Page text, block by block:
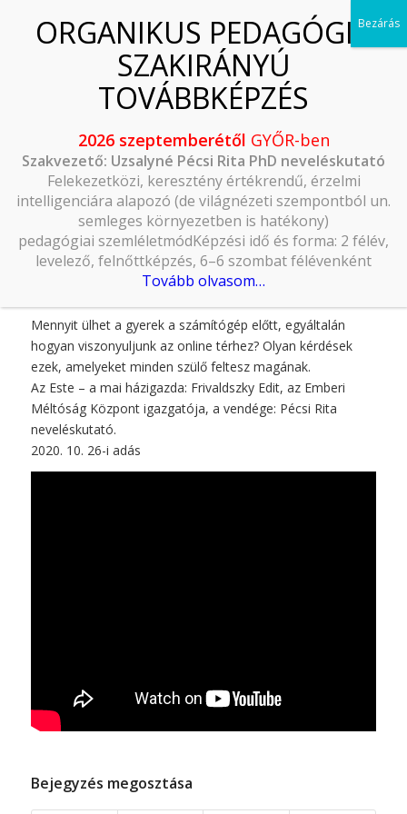
Mennyit ülhet a gyerek a számítógép előtt, egyáltalán
hogyan viszonyuljunk az online térhez? Olyan kérdések
ezek, amelyeket minden szülő feltesz magának.
Az Este – a mai házigazda: Frivaldszky Edit, az Emberi
Méltóság Központ igazgatója, a vendége: Pécsi Rita
neveléskutató.
2020. 10. 26-i adás
Bejegyzés megosztása
2026 szeptemberétől GYŐR-ben
Szakvezető: Uzsalyné Pécsi Rita PhD neveléskutató
Felekezetközi, keresztény értékrendű, érzelmi
intelligenciára alapozó (de világnézeti szempontból un.
semleges környezetben is hatékony)
pedagógiai szemléletmódKépzési idő és forma: 2 félév,
levelező, felnőttképzés, 6–6 szombat félévenként
Tovább olvasom…